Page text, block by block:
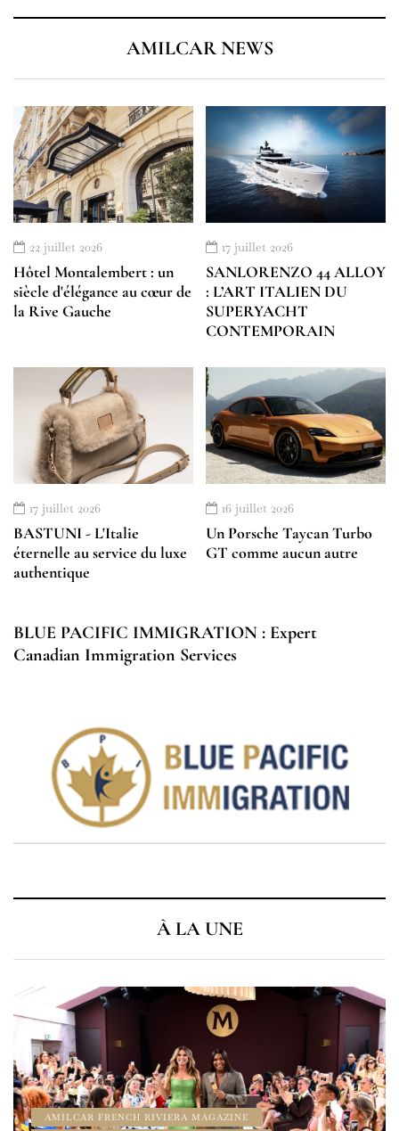
AMILCAR NEWS
22 juillet 2026
Hôtel Montalembert : un
siècle d'élégance au cœur de
la Rive Gauche
17 juillet 2026
SANLORENZO 44 ALLOY
: L’ART ITALIEN DU
SUPERYACHT
CONTEMPORAIN
17 juillet 2026
BASTUNI - L'Italie
éternelle au service du luxe
authentique
16 juillet 2026
Un Porsche Taycan Turbo
GT comme aucun autre
BLUE PACIFIC IMMIGRATION : Expert
Canadian Immigration Services
À LA UNE
À LA UNE
AMILCAR CHRONOS MAGAZINE
AMILCAR MAGAZINE
AMILCAR MAGAZINE GROUP
AMILCAR WATCHES MAGAZINE
CINEMA